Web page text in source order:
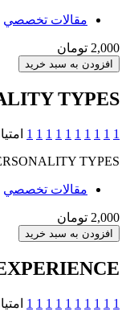
مقالات تخصصي
2,000 تومان
TYPES
1
1
1
1
1
1
1
1
1
1 امتیاز 5.00 (1
TYPES
مقالات تخصصي
2,000 تومان
1
1
1
1
1
1
1
1
1
1 امتیاز 5.00 (1